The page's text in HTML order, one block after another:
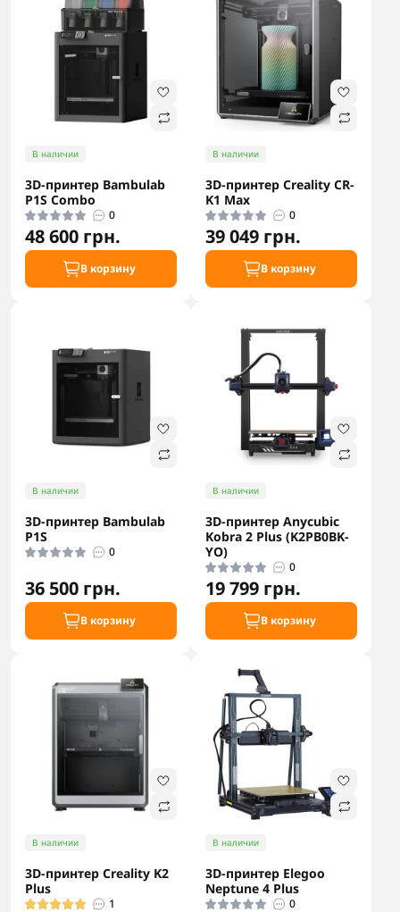
В наличии
3D-принтер Bambulab
P1S Combo
0
48 600 грн.
В корзину
В наличии
3D-принтер Creality CR-
K1 Max
0
39 049 грн.
В корзину
В наличии
3D-принтер Bambulab
P1S
0
36 500 грн.
В корзину
В наличии
3D-принтер Anycubic
Kobra 2 Plus (K2PB0BK-
YO)
0
19 799 грн.
В корзину
В наличии
3D-принтер Creality K2
Plus
1
В наличии
3D-принтер Elegoo
Neptune 4 Plus
0